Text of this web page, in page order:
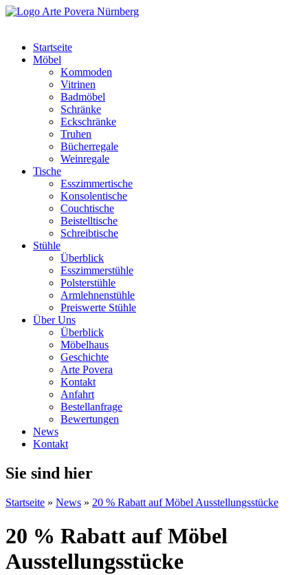
Startseite
Möbel
Kommoden
Vitrinen
Badmöbel
Schränke
Eckschränke
Truhen
Bücherregale
Weinregale
Tische
Esszimmertische
Konsolentische
Couchtische
Beistelltische
Schreibtische
Stühle
Überblick
Esszimmerstühle
Polsterstühle
Armlehnenstühle
Preiswerte Stühle
Über Uns
Überblick
Möbelhaus
Geschichte
Arte Povera
Kontakt
Anfahrt
Bestellanfrage
Bewertungen
News
Kontakt
Sie sind hier
Startseite » News » 20 % Rabatt auf Möbel Ausstellungsstücke
20 % Rabatt auf Möbel
Ausstellungsstücke